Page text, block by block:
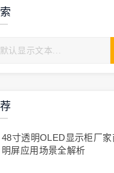
48寸透明OLED显示柜厂家
明屏应用场景全解析